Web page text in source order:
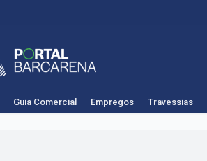
Guia Comercial Empregos Travessias